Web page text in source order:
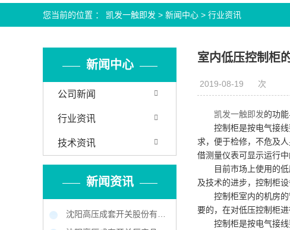
您当前的位置 ： 凯发一触即发 > 新闻中心 > 行业资讯
新闻中心
公司新闻
行业资讯
技术资讯
新闻资讯
沈阳高压成套开关股份有限公司企业新闻
室内低压控制柜
2019-08-19 次
凯发一触即发的功能
控制柜是按电气接
求，便于检修，不危及
借测量仪表可显示运行
目前市场上使用的
及技术的进步，控制柜
控制柜室内的机房
要的，在对低压控制柜
控制柜是按电气接